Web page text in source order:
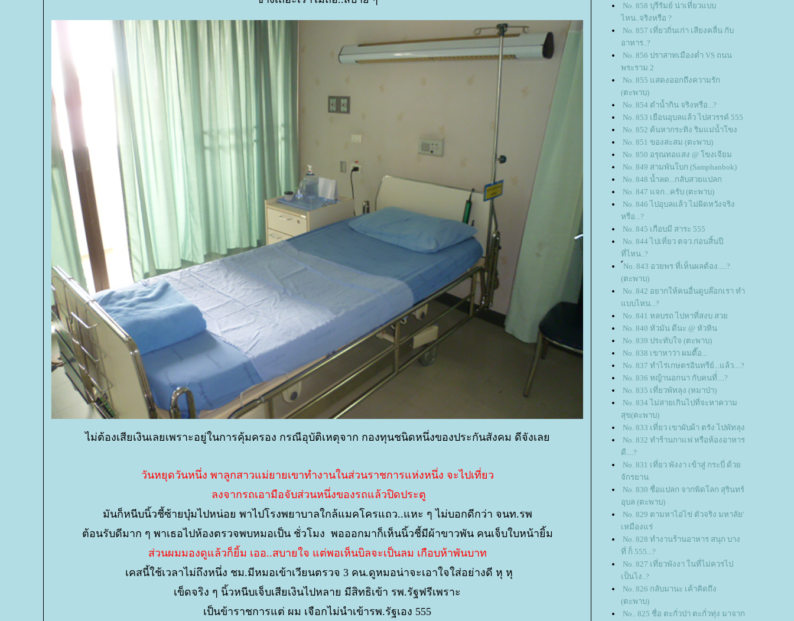
ไม่ต้องเสียเงินเลยเพราะอยู่ในการคุ้มครอง กรณีอุบัติเหตุจาก กองทุนชนิดหนึ่งของประกันสังคม ดีจังเล
วันหยุดวันหนึ่ง พาลูกสาวแม่ยายเขาทำงานในส่วนราชการแห่งหนึ่ง จะไปเที่ยว
ลงจากรถเอามือจับส่วนหนึ่งของรถแล้วปิดประตู
มันก็หนีบนิ้วชี้ซ้ายบุ๋มไปหน่อย พาไปโรงพยาบาลใกล้แมคโครแถว..แหะ ๆ ไม่บอกดีกว่า จนท.รพ
ต้อนรับดีมาก ๆ พาเธอไปห้องตรวจพบหมอเป็น ชั่วโมง พอออกมาก็เห็นนิ้วชี้มีผ้าขาวพัน คนเจ็บใบหน้ายิ้ม
ส่วนผมมองดูแล้วก็ยิ้ม เออ..สบายใจ แต่พอเห็นบิลจะเป็นลม เกือบห้าพันบาท
เคสนี้ใช้เวลาไม่ถึงหนึ่ง ชม.มีหมอเข้าเวียนตรวจ 3 คน.ดูหมอน่าจะเอาใจใส่อย่างดี หุ หุ
เข็ดจริง ๆ นิ้วหนีบเจ็บเสียเงินไปหลาย มีสิทธิเข้า รพ.รัฐฟรีเพราะ
เป็นข้าราชการแต่ ผม เจือกไม่นำเข้ารพ.รัฐเอง 555
No. 858 บุรีรัมย์ น่าเที่ยวแบบ
ไหน..จริงหรือ ?
No. 857 เที่ยวถิ่นเก่า เสียงคลื่น กับ
อาหาร..?
No. 856 ปราสาทเมืองต่ำ VS ถนน
พระราม 2
No. 855 แสดงออกถึงความรัก
(ตะพาบ)
No. 854 ตำน้ำกิน จริงหรือ...?
No. 853 เยือนอุบลแล้ว ไปสวรรค์ 555
No. 852 ค้นหากระทิง ริมแม่น้ำโขง
No. 851 ของสะสม (ตะพาบ)
No. 850 อรุณทอแสง @ โขงเจียม
No. 849 สามพันโบก (Samphanbok)
No. 848 น้ำลด...กลับสวยแปลก
No. 847 แจก...ครับ (ตะพาบ)
No. 846 ไปอุบลแล้ว ไม่ผิดหวังจริง
หรือ...?
No. 845 เกือบมี สาระ 555
No. 844 ไปเที่ยว ตจว.ก่อนสิ้นปี
ที่ไหน..?
์No. 843 อวยพร ที่เห็นผลต้อง.....?
(ตะพาบ)
No. 842 อยากให้คนอื่นดูบล๊อกเรา ทำ
บบไหน...?
No. 841 หลบรถ ไปหาที่สงบ สว
No. 840 หัวมัน ดีนะ @ หัวหิน
No. 839 ประทับใจ (ตะพาบ)
No. 838 เขาหาว่า ผมตื๊อ...
No. 837 ทำไร่เกษตรอินทรีย์...แล้ว....?
No. 836 หญ้านอกนา กับคนที่่....?
No. 835 เที่ยวพัทลุง (หมาป่า)
No. 834 ไม่สายเกินไปที่จะหาความ
สุข(ตะพาบ)
No. 833 เที่ยว เขาผับผ้า ตรัง ไปพัทลุง
No. 832 ทำร้านกาแฟ หรือห้องอาหาร
ดี....?
No. 831 เที่ยว พังงา เข้าสู่ กระบี่ ด้ว
จักรยาน
No. 830 ชื่อแปลก จากพิดโลก สุรินทร์
อุบล (ตะพาบ)
No. 829 ตามหาไอ่ไข่ ตัวจริง มหาลัย'
เหมืองแร่
No. 828 ทำงานร้านอาหาร สนุก บาง
ที่ ก็ 555...?
No. 827 เที่ยวพังงา ในที่ไม่ควรไป
เป็นไง..?
No. 826 กลับมานะ เค้าคิดถึง
(ตะพาบ)
No.. 825 ชื่อ ตะกั่วป่า ตะกั่วทุ่ง มาจาก